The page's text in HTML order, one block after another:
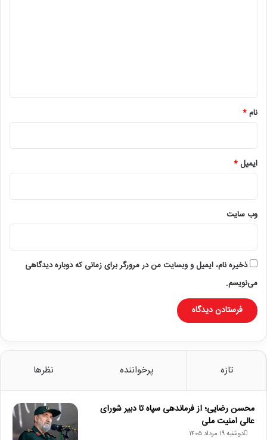
نام*
ایمیل*
وب‌ سایت
ذخیره نام، ایمیل و وبسایت من در مرورگر برای زمانی که دوباره دیدگاهی
می‌نویسم.
تازه پرخواننده نظرها
محسن رضایی؛ از فرماندهی سپاه تا دبیر شورای
عالی امنیت ملی
دوشنبه ۱۹ مرداد ۱۴۰۵